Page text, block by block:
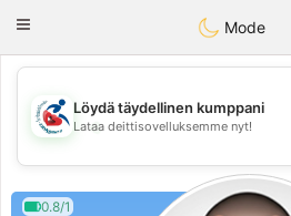
Handi
Toggle
Mode
💖
💕
Löydä täydellinen kumppani
Lataa deittisovelluksemme nyt!
0.8/1